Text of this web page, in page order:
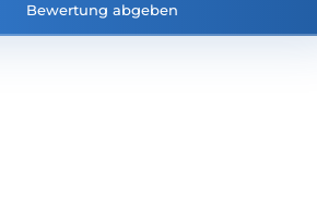
Bewertung abgeben